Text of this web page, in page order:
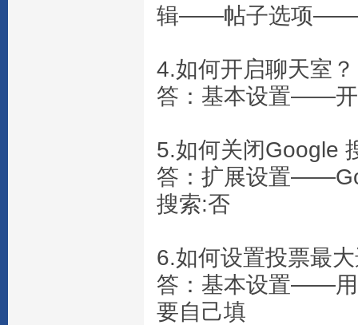
辑——帖子选项——
4.如何开启聊天室？
答：基本设置——开
5.如何关闭Google
答：扩展设置
搜索:否
6.如何设置投票最
答：基本设置——
要自己填